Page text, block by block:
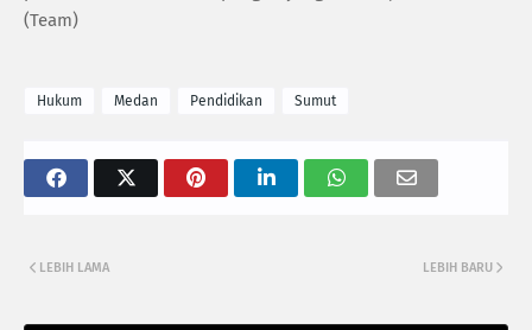
‎(Team)
Hukum Medan Pendidikan Sumut
LEBIH BARU
LEBIH LAMA